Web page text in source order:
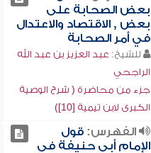
بعض الصحابة على
بعض , الاقتصاد والاعتدال
في أمر الصحابة
للشيخ: عبد العزيز بن عبد الله
الراجحي
جزء من محاضرة ( شرح الوصية
الكبرى لابن تيمية [10])
الفهرس:قول
الإمام أبي حنيفة في